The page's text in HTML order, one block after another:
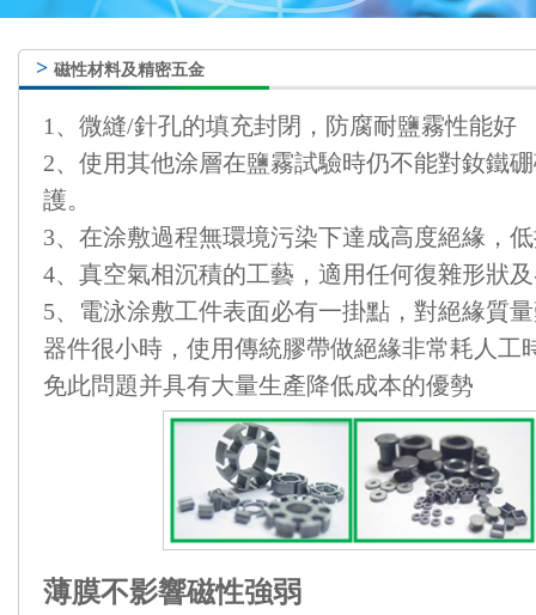
> 磁性材料及精密五金
1、微縫/針孔的填充封閉，防腐耐鹽霧性能好
2、使用其他涂層在鹽霧試驗時仍不能對釹鐵
護。
3、在涂敷過程無環境污染下達成高度絕緣，
4、真空氣相沉積的工藝，適用任何復雜形狀
5、電泳涂敷工件表面必有一掛點，對絕緣質
器件很小時，使用傳統膠帶做絕緣非常耗人工
免此問題并具有大量生產降低成本的優勢
薄膜不影響磁性強弱